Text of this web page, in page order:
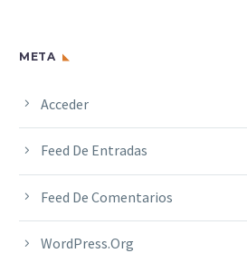
META
Acceder
Feed De Entradas
Feed De Comentarios
WordPress.org